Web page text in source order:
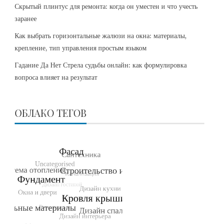
Скрытый плинтус для ремонта: когда он уместен и что учесть
заранее
Как выбрать горизонтальные жалюзи на окна: материалы,
крепление, тип управления простым языком
Гадание Да Нет Стрела судьбы онлайн: как формулировка
вопроса влияет на результат
ОБЛАКО ТЕГОВ